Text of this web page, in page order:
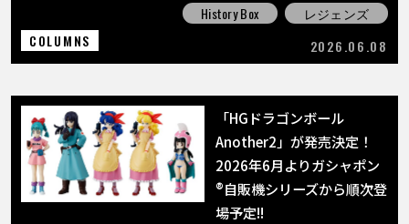
History Box
レジェンズ
COLUMNS
2026.06.08
「HGドラゴンボール
Another2」が発売決定！
2026年6月よりガシャポン
®自販機シリーズから順次登
場予定!!